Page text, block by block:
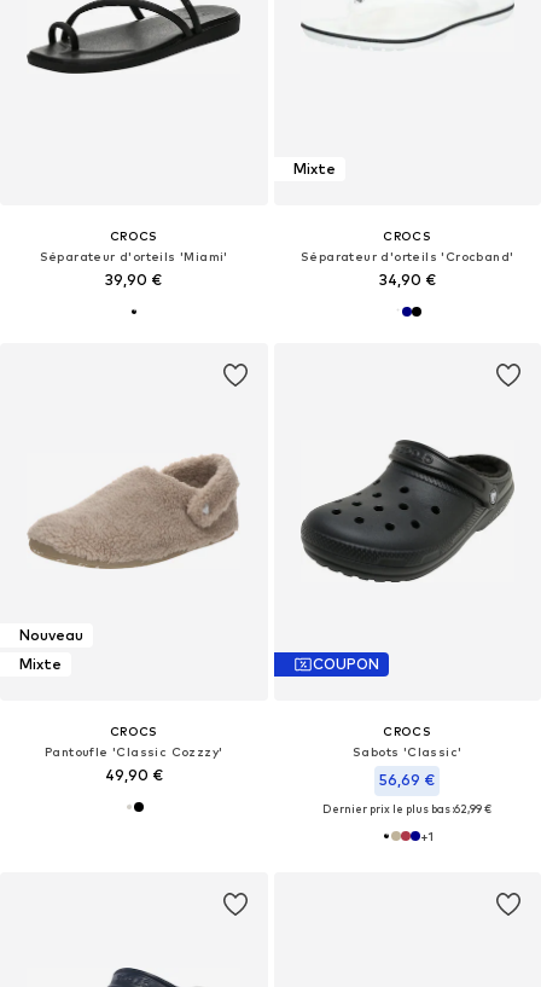
CROCS
Séparateur d'orteils 'Miami'
39,90 €
Mixte
CROCS
Séparateur d'orteils 'Crocband'
34,90 €
Nouveau
Mixte
CROCS
Pantoufle 'Classic Cozzzy'
49,90 €
COUPON
CROCS
Sabots 'Classic'
56,69 €
Dernier prix le plus bas :62,99 €
+1